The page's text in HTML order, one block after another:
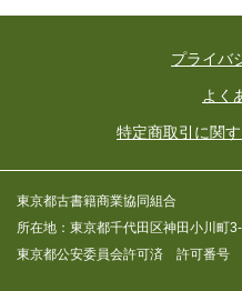
プライバ
よく
特定商取引に関
東京都古書籍商業協同組合
所在地：東京都千代田区神田小川町
東京都公安委員会許可済 許可番号